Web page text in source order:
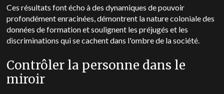
Ces résultats font écho à des dynamiques de pouvoir
profondément enracinées, démontrent la nature coloniale des
données de formation et soulignent les préjugés et les
discriminations qui se cachent dans l'ombre de la société.
Contrôler la personne dans le
miroir